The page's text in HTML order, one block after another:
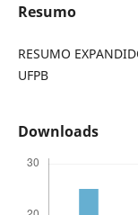
Resumo
RESUMO
UFPB
Downloads